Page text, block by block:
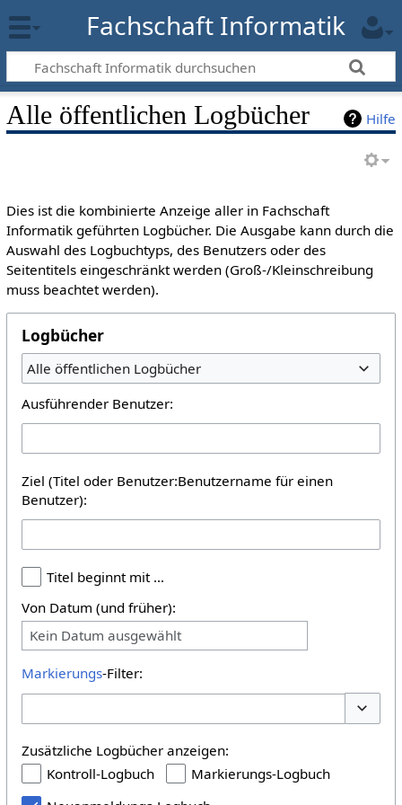
Fachschaft Informatik
Hilfe
Alle öffentlichen Logbücher
Dies ist die kombinierte Anzeige aller in Fachschaft
Informatik geführten Logbücher. Die Ausgabe kann durch die
Auswahl des Logbuchtyps, des Benutzers oder des
Seitentitels eingeschränkt werden (Groß-/Kleinschreibung
muss beachtet werden).
Logbücher
Alle öffentlichen Logbücher
Ausführender Benutzer:
Ziel (Titel oder Benutzer:Benutzername für einen
Benutzer):
Titel beginnt mit …
Von Datum (und früher):
Kein Datum ausgewählt
Markierungs-Filter:
Zusätzliche Logbücher anzeigen:
Kontroll-Logbuch
Markierungs-Logbuch